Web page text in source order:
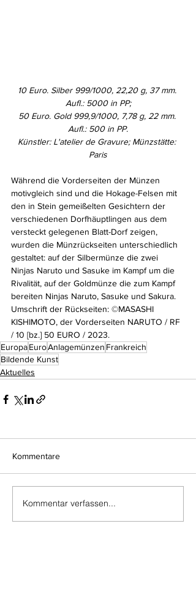
10 Euro. Silber 999/1000, 22,20 g, 37 mm.
Aufl.: 5000 in PP;
50 Euro. Gold 999,9/1000, 7,78 g, 22 mm.
Aufl.: 500 in PP.
Künstler: L'atelier de Gravure; Münzstätte:
Paris
Während die Vorderseiten der Münzen
motivgleich sind und die Hokage-Felsen mit
den in Stein gemeißelten Gesichtern der
verschiedenen Dorfhäuptlingen aus dem
versteckt gelegenen Blatt-Dorf zeigen,
wurden die Münzrückseiten unterschiedlich
gestaltet: auf der Silbermünze die zwei
Ninjas Naruto und Sasuke im Kampf um die
Rivalität, auf der Goldmünze die zum Kampf
bereiten Ninjas Naruto, Sasuke und Sakura.
Umschrift der Rückseiten: ©MASASHI
KISHIMOTO, der Vorderseiten NARUTO / RF
/ 10 [bz.] 50 EURO / 2023.
EuropaEuroAnlagemünzen Frankreich
Bildende Kunst
Aktuelles
Kommentare
Kommentar verfassen...